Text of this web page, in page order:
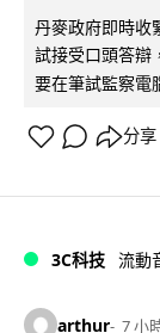
丹麥政府即時收
試接受口頭答辯
要在筆試監察電
分享
3C科技 流動
arthur 7 小